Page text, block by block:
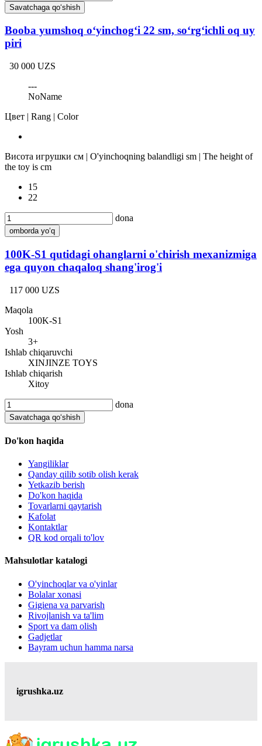
Savatchaga qo‘shish
Booba yumshoq o‘yinchog‘i 22 sm, so‘rg‘ichli oq uy
piri
30 000 UZS
---
NoName
Цвет | Rang | Color
Висота игрушки см | O'yinchoqning balandligi sm | The height of
the toy is cm
15
22
dona
omborda yo‘q
100K-S1 qutidagi ohanglarni o'chirish mexanizmiga
ega quyon chaqaloq shang'irog'i
117 000 UZS
Maqola
100K-S1
Yosh
3+
Ishlab chiqaruvchi
XINJINZE TOYS
Ishlab chiqarish
Xitoy
dona
Savatchaga qo‘shish
Do'kon haqida
Yangiliklar
Qanday qilib sotib olish kerak
Yetkazib berish
Do'kon haqida
Tovarlarni qaytarish
Kafolat
Kontaktlar
QR kod orqali to'lov
Mahsulotlar katalogi
O'yinchoqlar va o'yinlar
Bolalar xonasi
Gigiena va parvarish
Rivojlanish va ta'lim
Sport va dam olish
Gadjetlar
Bayram uchun hamma narsa
igrushka.uz